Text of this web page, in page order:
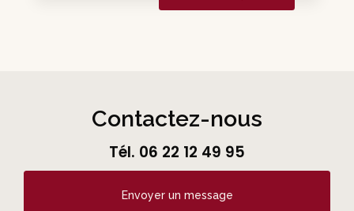
Contactez-nous
Tél. 06 22 12 49 95
Envoyer un message